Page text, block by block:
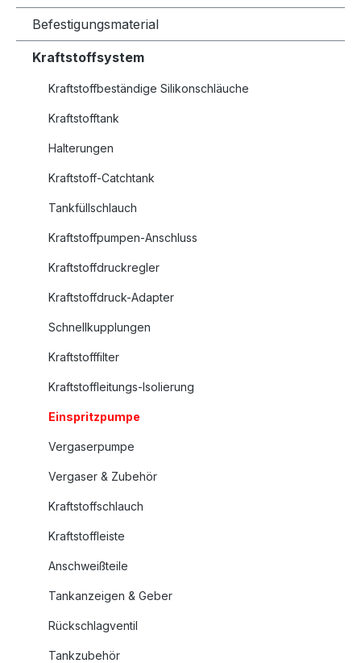
Befestigungsmaterial
Kraftstoffsystem
Kraftstoffbeständige Silikonschläuche
Kraftstofftank
Halterungen
Kraftstoff-Catchtank
Tankfüllschlauch
Kraftstoffpumpen-Anschluss
Kraftstoffdruckregler
Kraftstoffdruck-Adapter
Schnellkupplungen
Kraftstofffilter
Kraftstoffleitungs-Isolierung
Einspritzpumpe
Vergaserpumpe
Vergaser & Zubehör
Kraftstoffschlauch
Kraftstoffleiste
Anschweißteile
Tankanzeigen & Geber
Rückschlagventil
Tankzubehör